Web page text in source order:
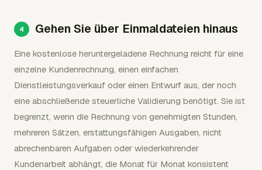
Gehen Sie über Einmaldateien hinaus
Eine kostenlose heruntergeladene Rechnung reicht für eine
einzelne Kundenrechnung, einen einfachen
Dienstleistungsverkauf oder einen Entwurf aus, der noch
eine abschließende steuerliche Validierung benötigt. Sie ist
begrenzt, wenn die Rechnung von genehmigten Stunden,
mehreren Sätzen, erstattungsfähigen Ausgaben, nicht
abrechenbaren Aufgaben oder wiederkehrender
Kundenarbeit abhängt, die Monat für Monat konsistent